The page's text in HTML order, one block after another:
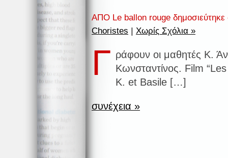
ΑΠΟ Le ballon rouge
Choristes
Χωρίς Σχόλια »
Γ ράφουν οι μαθητές Κ.
Κωνσταντίνος. Film
K. et Basile […]
συνέχεια »